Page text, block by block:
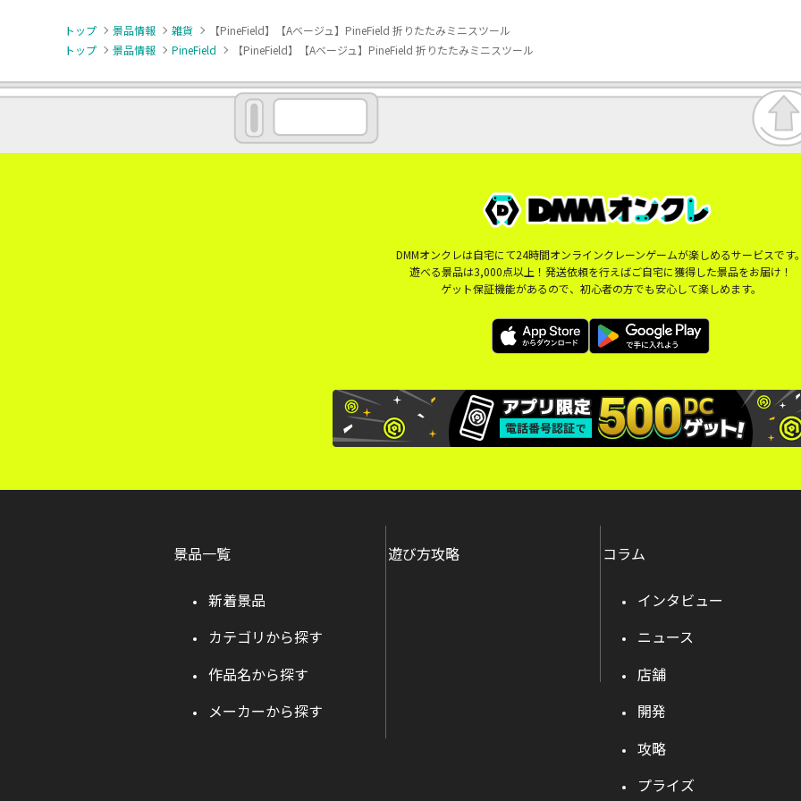
トップ 景品情報 雑貨
【PineField】【Aベージュ】PineField 折りたたみミニスツール
トップ
景品情報 PineField 【PineField】【Aベージュ】PineField 折りたたみミニスツール
DMMオンクレは自宅にて24時間オンラインクレーンゲームが楽しめるサービスです
遊べる景品は3,000点以上！発送依頼を行えばご自宅に獲得した景品をお届け！
ゲット保証機能があるので、初心者の方でも安心して楽しめます。
景品一覧
新着景品
カテゴリから探す
作品名から探す
メーカーから探す
遊び方攻略 コラム
インタビュー
ニュース
店舗
開発
攻略
プライズ